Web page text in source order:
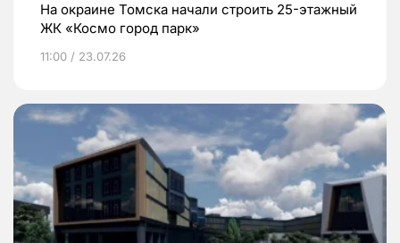
На окраине Томска начали строить 25-этажный
ЖК «Космо город парк»
11:00 / 23.07.26